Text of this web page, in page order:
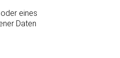
eines
Daten